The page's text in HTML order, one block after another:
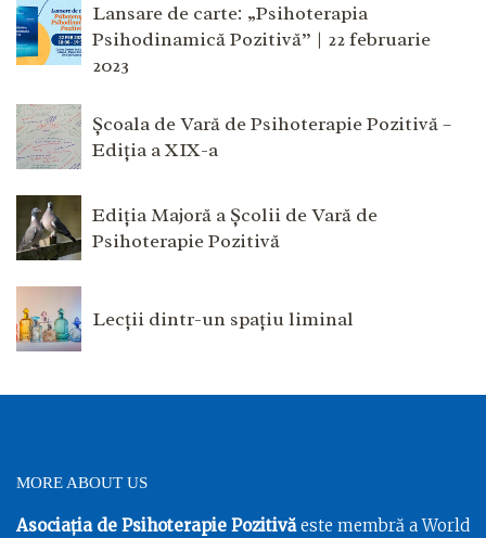
Lansare de carte: „Psihoterapia
Psihodinamică Pozitivă” | 22 februarie
2023
Școala de Vară de Psihoterapie Pozitivă –
Ediția a XIX-a
Ediția Majoră a Școlii de Vară de
Psihoterapie Pozitivă
Lecții dintr-un spațiu liminal
MORE ABOUT US
Asociația de Psihoterapie Pozitivăeste membră a World